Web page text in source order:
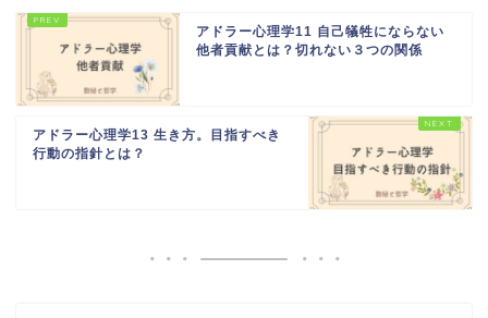
アドラー心理学11 自己犠牲にならない
他者貢献とは？切れない３つの関係
アドラー心理学13 生き方。目指すべき
行動の指針とは？